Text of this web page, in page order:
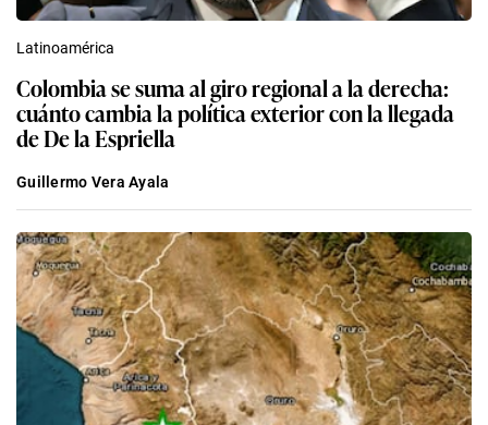
Latinoamérica
Colombia se suma al giro regional a la derecha:
cuánto cambia la política exterior con la llegada
de De la Espriella
Guillermo Vera Ayala